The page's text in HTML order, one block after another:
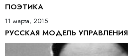
ПОЭТИКА
11 марта, 2015
РУССКАЯ МОДЕЛЬ УПРАВЛЕНИЯ